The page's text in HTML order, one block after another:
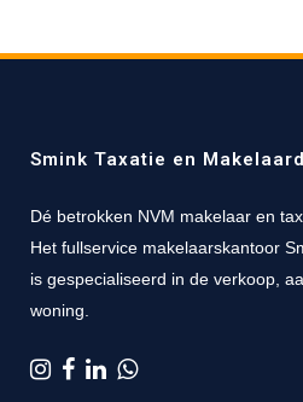
Smink Taxatie en
Dé betrokken NVM makelaar en
Het fullservice makelaarskantoor
is gespecialiseerd in de verkoop,
woning.